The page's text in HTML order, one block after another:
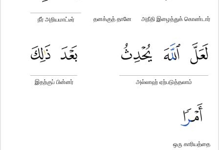
அநீதி இழைத்துக் கொண்டார்
தனக்குத் தானே
நீர் அறியமாட்டீர்
அல்லாஹ் ஏற்படுத்தலாம்
இதற்குப் பின்னர்
ஒரு காரியத்தை